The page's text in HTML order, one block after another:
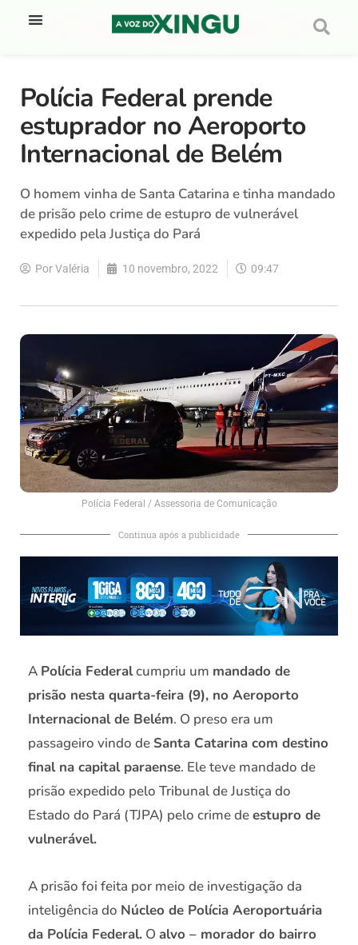
Polícia Federal prende
estuprador no Aeroporto
Internacional de Belém
O homem vinha de Santa Catarina e tinha mandado
de prisão pelo crime de estupro de vulnerável
expedido pela Justiça do Pará
PorValéria 10 novembro, 2022 09:47
Polícia Federal / Assessoria de Comunicação
Continua após a publicidade
A Polícia Federalcumpriu um mandado de
prisão nesta quarta-feira (9), no Aeroporto
Internacional de Belém. O preso era um
passageiro vindo de Santa Catarina com destino
final na capital paraense. Ele teve mandado de
prisão expedido pelo Tribunal de Justiça do
Estado do Pará (TJPA) pelo crime deestupro de
vulnerável.
A prisão foi feita por meio de investigação da
inteligência do Núcleo de Polícia Aeroportuária
da Polícia Federal. O alvo – morador do bairro